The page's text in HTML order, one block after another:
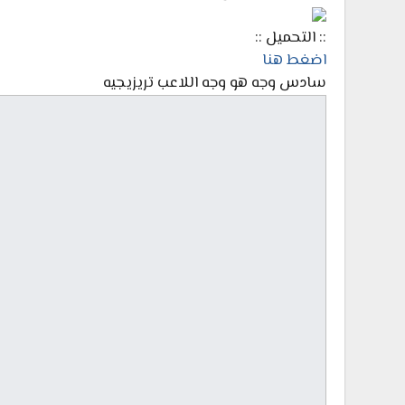
:: التحميل ::
اضغط هنا
سادس وجه هو وجه اللاعب تريزيجيه